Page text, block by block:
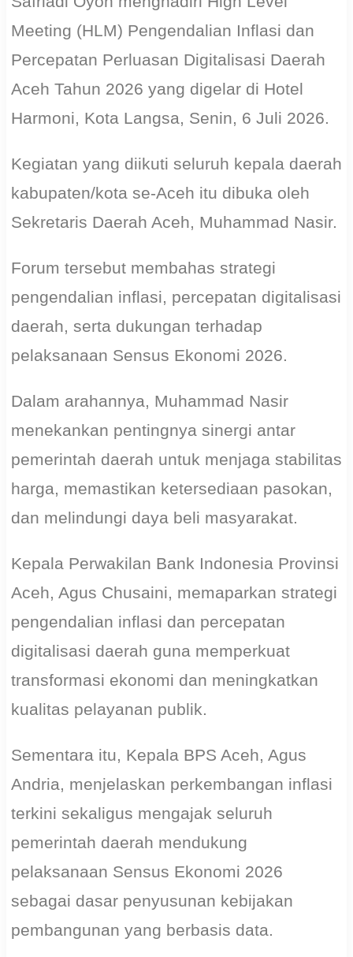
Meeting (HLM) Pengendalian Inflasi dan
Percepatan Perluasan Digitalisasi Daerah
Aceh Tahun 2026 yang digelar di Hotel
Harmoni, Kota Langsa, Senin, 6 Juli 2026.
Kegiatan yang diikuti seluruh kepala daerah
kabupaten/kota se-Aceh itu dibuka oleh
Sekretaris Daerah Aceh, Muhammad Nasir.
Forum tersebut membahas strategi
pengendalian inflasi, percepatan digitalisasi
daerah, serta dukungan terhadap
pelaksanaan Sensus Ekonomi 2026.
Dalam arahannya, Muhammad Nasir
menekankan pentingnya sinergi antar
pemerintah daerah untuk menjaga stabilitas
harga, memastikan ketersediaan pasokan,
dan melindungi daya beli masyarakat.
Kepala Perwakilan Bank Indonesia Provinsi
Aceh, Agus Chusaini, memaparkan strategi
pengendalian inflasi dan percepatan
digitalisasi daerah guna memperkuat
transformasi ekonomi dan meningkatkan
kualitas pelayanan publik.
Sementara itu, Kepala BPS Aceh, Agus
Andria, menjelaskan perkembangan inflasi
terkini sekaligus mengajak seluruh
pemerintah daerah mendukung
pelaksanaan Sensus Ekonomi 2026
sebagai dasar penyusunan kebijakan
pembangunan yang berbasis data.